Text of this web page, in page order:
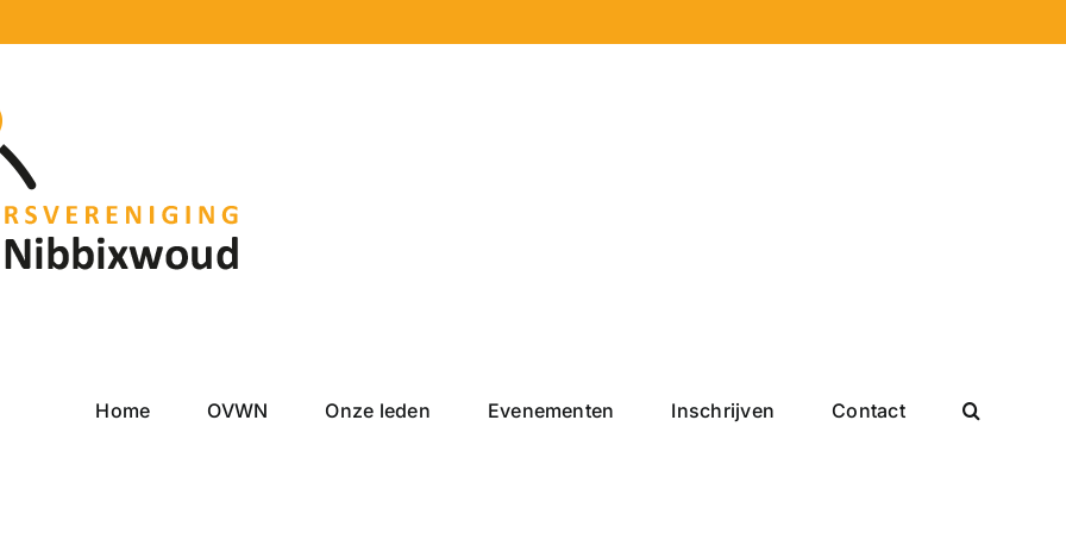
Home OVWN Onze leden Evenementen Inschrijven Contact